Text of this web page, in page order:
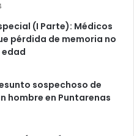
(I Parte): Médicos
pérdida de memoria no
edad
sospechoso de
hombre en Puntarenas